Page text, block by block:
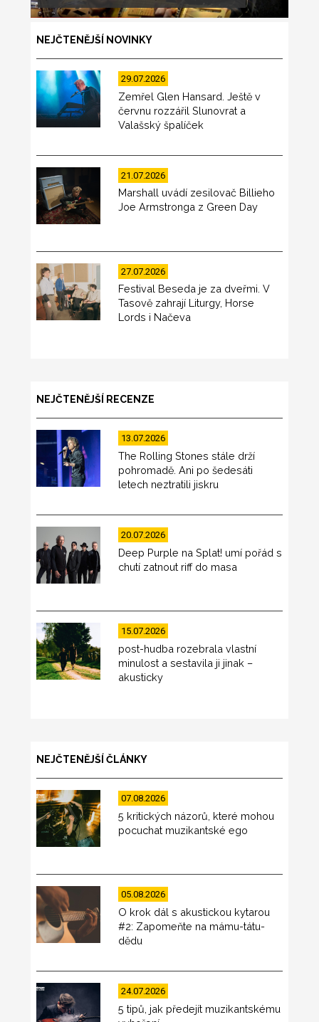
NEJČTENĚJŠÍ NOVINKY
29.07.2026
Zemřel Glen Hansard. Ještě v
červnu rozzářil Slunovrat a
Valašský špalíček
21.07.2026
Marshall uvádí zesilovač Billieho
Joe Armstronga z Green Day
27.07.2026
Festival Beseda je za dveřmi. V
Tasově zahrají Liturgy, Horse
Lords i Načeva
NEJČTENĚJŠÍ RECENZE
13.07.2026
The Rolling Stones stále drží
pohromadě. Ani po šedesáti
letech neztratili jiskru
20.07.2026
Deep Purple na Splat! umí pořád s
chutí zatnout riff do masa
15.07.2026
post-hudba rozebrala vlastní
minulost a sestavila ji jinak –
akusticky
NEJČTENĚJŠÍ ČLÁNKY
07.08.2026
5 kritických názorů, které mohou
pocuchat muzikantské ego
05.08.2026
O krok dál s akustickou kytarou
#2: Zapomeňte na mámu-tátu-
dědu
24.07.2026
5 tipů, jak předejít muzikantskému